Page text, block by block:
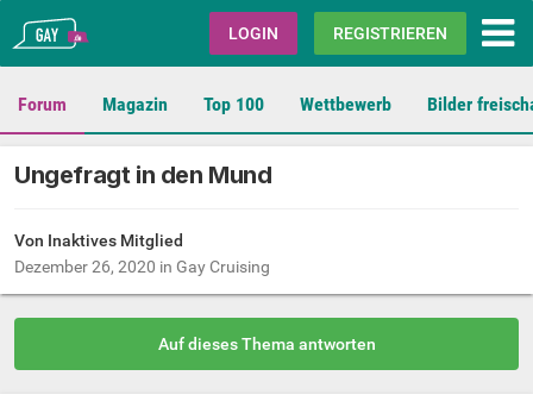
Gay.de LOGIN REGISTRIEREN
Forum Magazin Top 100 Wettbewerb Bilder
Ungefragt in den Mund
Von Inaktives Mitglied
Dezember 26, 2020 in Gay Cruising
Auf dieses Thema antworten